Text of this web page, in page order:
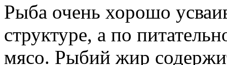
Рыба очень хорошо
структуре, а по
мясо. Рыбий жир